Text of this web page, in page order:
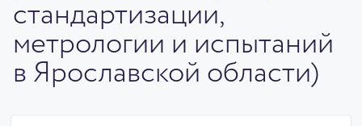
стандартизации,
метрологии и испытаний
в Ярославской области)